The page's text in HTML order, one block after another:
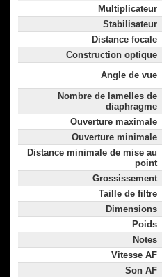
Multiplicateur
Stabilisateur
Distance focale
Construction optique
Angle de vue
Nombre de lamelles de
diaphragme
Ouverture maximale
Ouverture minimale
Distance minimale de mise au
point
Grossissement
Taille de filtre
Dimensions
Poids
Notes
Vitesse AF
Son AF